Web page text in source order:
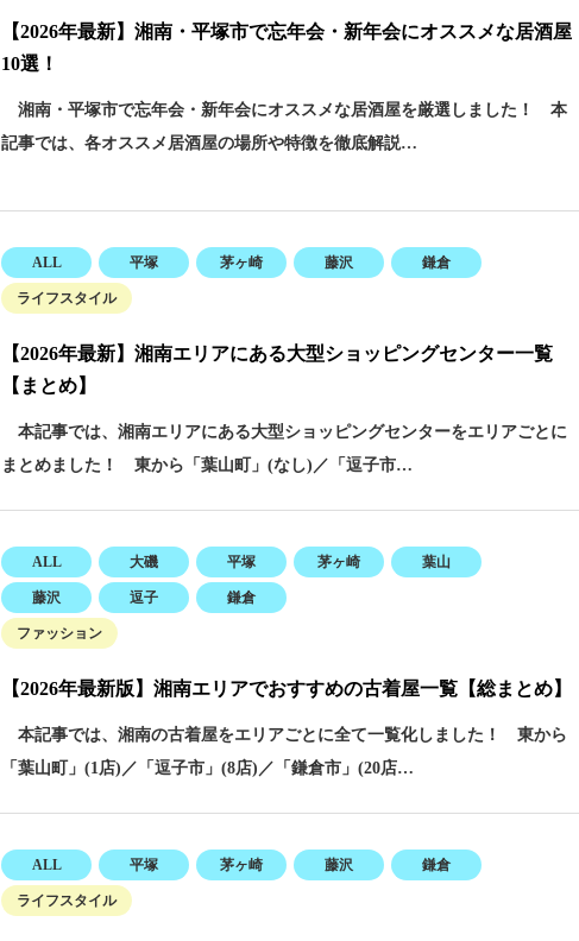
【2026年最新】湘南・平塚市で忘年会・新年会にオススメな居酒屋
10選！
湘南・平塚市で忘年会・新年会にオススメな居酒屋を厳選しました！ 本
記事では、各オススメ居酒屋の場所や特徴を徹底解説…
ALL 平塚 茅ヶ崎 藤沢 鎌倉
ライフスタイル
【2026年最新】湘南エリアにある大型ショッピングセンター一覧
【まとめ】
本記事では、湘南エリアにある大型ショッピングセンターをエリアごとに
まとめました！ 東から「葉山町」(なし)／「逗子市…
ALL 大磯 平塚 茅ヶ崎 葉山
藤沢 逗子 鎌倉
ファッション
【2026年最新版】湘南エリアでおすすめの古着屋一覧【総まとめ】
本記事では、湘南の古着屋をエリアごとに全て一覧化しました！ 東から
「葉山町」(1店)／「逗子市」(8店)／「鎌倉市」(20店…
ALL 平塚 茅ヶ崎 藤沢 鎌倉
ライフスタイル